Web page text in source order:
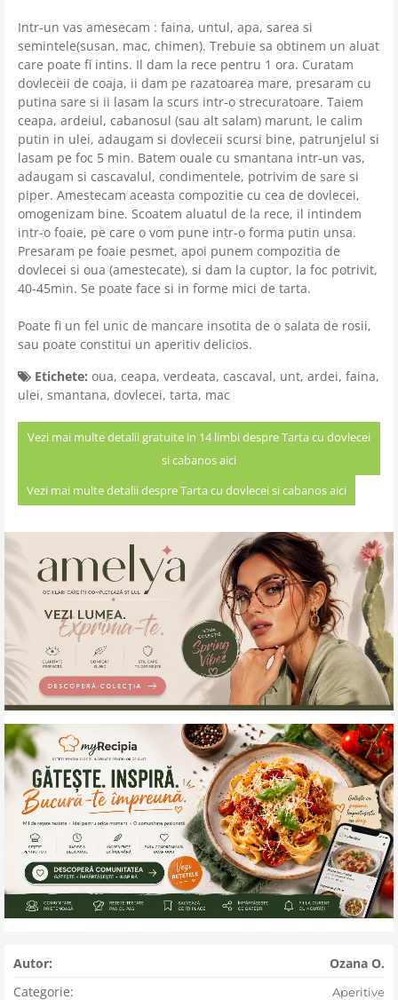
Intr-un vas amesecam : faina, untul, apa, sarea si
semintele(susan, mac, chimen). Trebuie sa obtinem un aluat
care poate fi intins. Il dam la rece pentru 1 ora. Curatam
dovleceii de coaja, ii dam pe razatoarea mare, presaram cu
putina sare si ii lasam la scurs intr-o strecuratoare. Taiem
ceapa, ardeiul, cabanosul (sau alt salam) marunt, le calim
putin in ulei, adaugam si dovleceii scursi bine, patrunjelul si
lasam pe foc 5 min. Batem ouale cu smantana intr-un vas,
adaugam si cascavalul, condimentele, potrivim de sare si
piper. Amestecam aceasta compozitie cu cea de dovlecei,
omogenizam bine. Scoatem aluatul de la rece, il intindem
intr-o foaie, pe care o vom pune intr-o forma putin unsa.
Presaram pe foaie pesmet, apoi punem compozitia de
dovlecei si oua (amestecate), si dam la cuptor, la foc potrivit,
40-45min. Se poate face si in forme mici de tarta.
Poate fi un fel unic de mancare insotita de o salata de rosii,
sau poate constitui un aperitiv delicios.
Etichete: oua, ceapa, verdeata, cascaval, unt, ardei, faina,
ulei, smantana, dovlecei, tarta, mac
Vezi mai multe detalii gratuite in 14 limbi despre Tarta cu dovlecei
si cabanos aici
Vezi mai multe detalii despre Tarta cu dovlecei si cabanos aici
Autor:
Ozana O.
Categorie:
Aperitive